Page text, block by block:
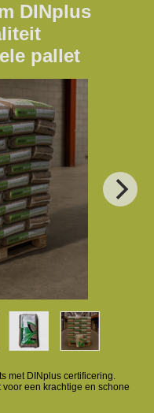
DINplus
pallet
met DINplus certificering.
een krachtige en schone